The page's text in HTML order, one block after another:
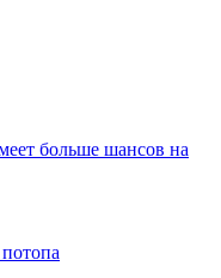
больше шансов на